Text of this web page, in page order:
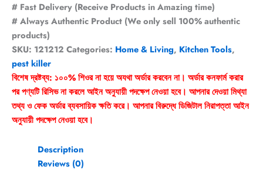
# Fast Delivery (Receive Products in Amazing time)
# Always Authentic Product (We only sell 100% authentic
products)
SKU: 121212 Categories: Home & Living, Kitchen Tools,
pest killer
বিশেষ দ্রষ্টব্য: ১০০% শিওর না হয়ে অযথা অর্ডার করবেন না। অর্ডার কনফার্ম করার
পর পণ্যটি রিসিভ না করলে আইন অনুযায়ী পদক্ষেপ নেওয়া হবে। আপনার দেওয়া মিথ্যা
তথ্য ও ফেক অর্ডার ব্যবসায়িক ক্ষতি করে। আপনার বিরুদ্ধে ডিজিটাল নিরাপত্তা আইন
অনুযায়ী পদক্ষেপ নেওয়া হবে।
Description
Reviews (0)